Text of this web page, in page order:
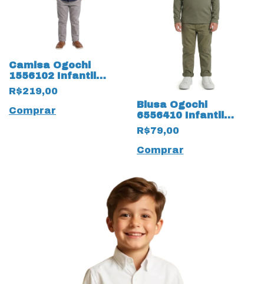
Camisa Ogochi
1556102 Infantil
Manga Longa 19882
Slim Casual
R$219,00
Comprar
Blusa Ogochi
6556410 Infantil
Manga Longa e 19678
Gola Redonda
R$79,00
Comprar